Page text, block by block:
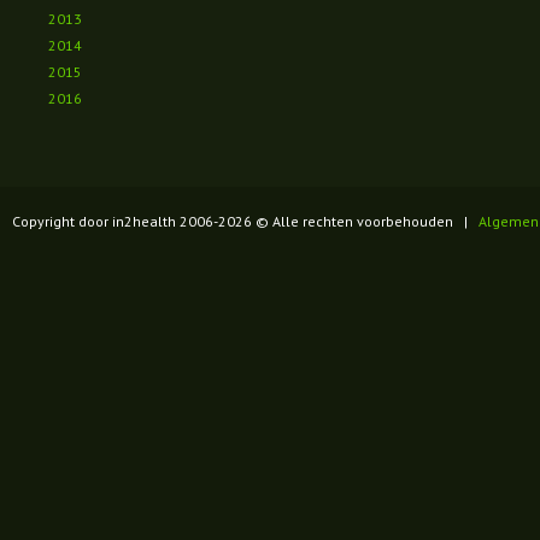
2013
2014
2015
2016
Copyright door in2health 2006-2026 © Alle rechten voorbehouden |